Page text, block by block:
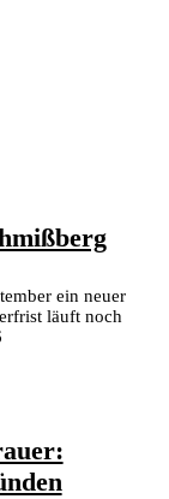
ein neuer
läuft noch